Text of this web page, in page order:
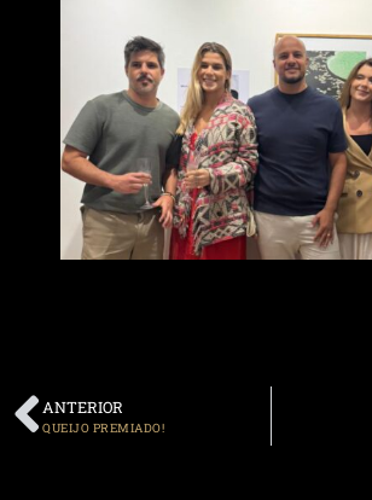
ANTERIOR
QUEIJO PREMIADO!